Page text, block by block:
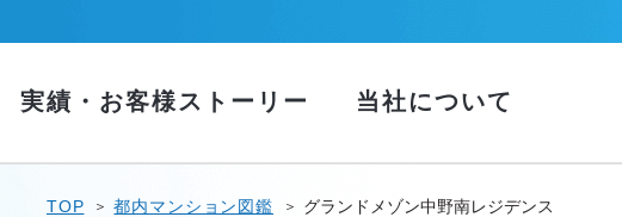
実績・お客様ストーリー 当社について
TOP 都内マンション図鑑 グランドメゾン中野南レジデンス